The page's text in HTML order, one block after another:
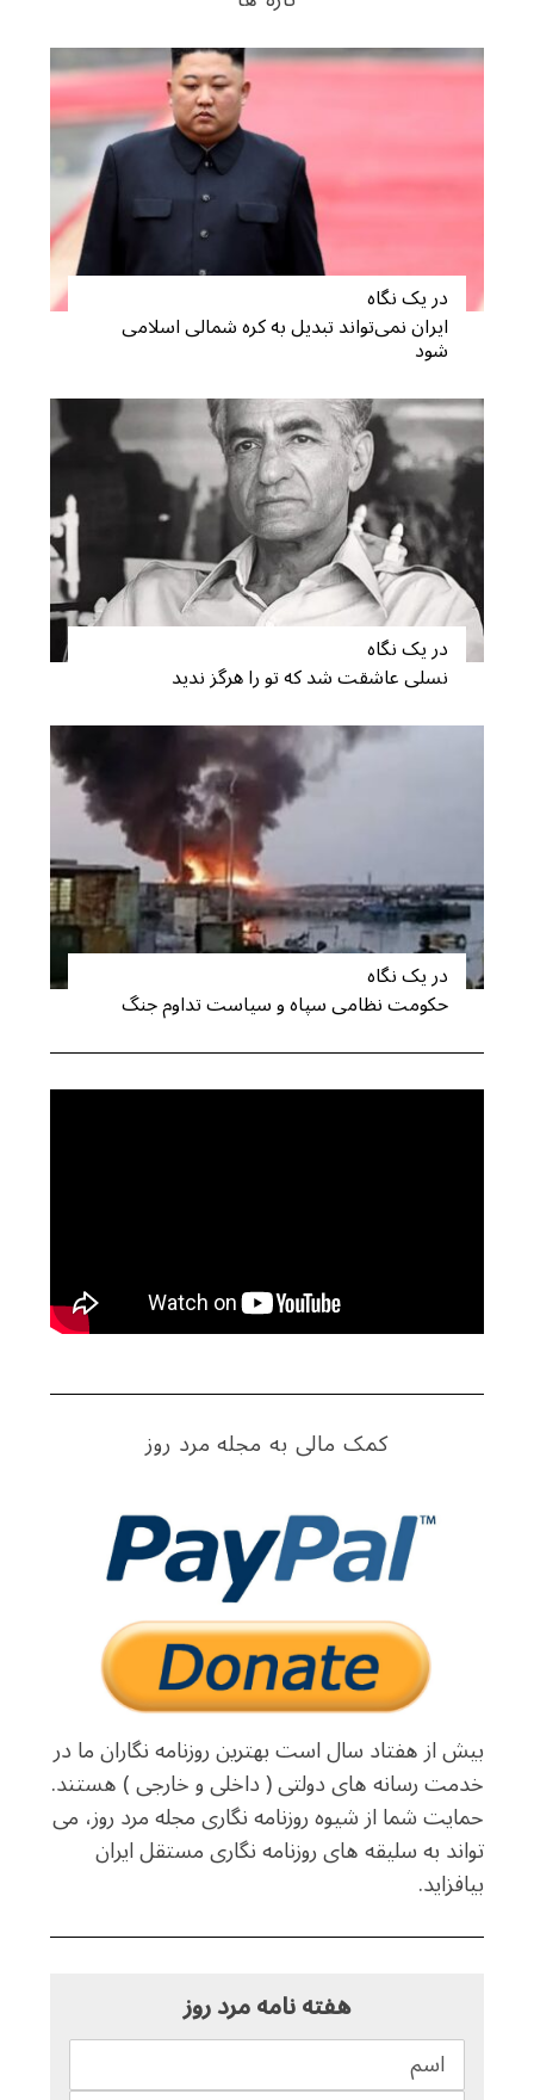
در یک نگاه
ایران نمی‌تواند تبدیل به کره شمالی اسلامی
شود
در یک نگاه
نسلی عاشقت شد که تو را هرگز ندید
در یک نگاه
حکومت نظامی سپاه و سیاست تداوم جنگ
کمک مالی به مجله مرد روز
بیش از هفتاد سال است بهترین روزنامه نگاران ما در
خدمت رسانه های دولتی ( داخلی و خارجی ) هستند.
حمایت شما از شیوه روزنامه نگاری مجله مرد روز، می
تواند به سلیقه های روزنامه نگاری مستقل ایران
بیافزاید.
هفته نامه مرد روز
r
h